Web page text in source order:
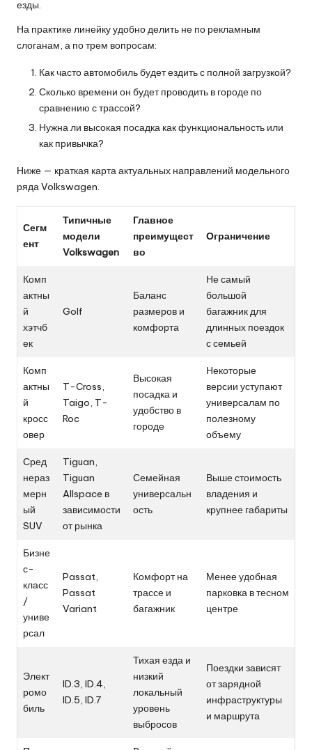
езды.
На практике линейку удобно делить не по рекламным
слоганам, а по трем вопросам:
Как часто автомобиль будет ездить с полной загрузкой?
Сколько времени он будет проводить в городе по
сравнению с трассой?
Нужна ли высокая посадка как функциональность или
как привычка?
Ниже — краткая карта актуальных направлений модельного
ряда Volkswagen.
Сегм
ент
Типичные
модели
Volkswagen
Главное
преимущест
во
Ограничение
Комп
актны
й
хэтчб
ек
Golf
Баланс
размеров и
комфорта
Не самый
большой
багажник для
длинных поездок
с семьей
Комп
актны
й
кросс
овер
T-Cross,
Taigo, T-
Roc
Высокая
посадка и
удобство в
городе
Некоторые
версии уступают
универсалам по
полезному
объему
Сред
нераз
мерн
ый
SUV
Tiguan,
Tiguan
Allspace в
зависимости
от рынка
Семейная
универсальн
ость
Выше стоимость
владения и
крупнее габариты
Бизне
с-
класс
/
униве
рсал
Passat,
Passat
Variant
Комфорт на
трассе и
багажник
Менее удобная
парковка в тесном
центре
Элект
ромо
биль
ID.3, ID.4,
ID.5, ID.7
Тихая езда и
низкий
локальный
уровень
выбросов
Поездки зависят
от зарядной
инфраструктуры
и маршрута